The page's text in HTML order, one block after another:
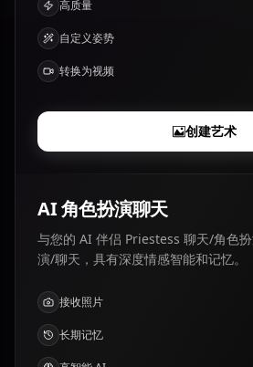
高质量
自定义姿势
转换为视频
创建艺术
AI 角色扮演聊天
与您的 AI 伴侣 Priestess 聊天/角色
演/聊天，具有深度情感智能和记忆。
接收照片
长期记忆